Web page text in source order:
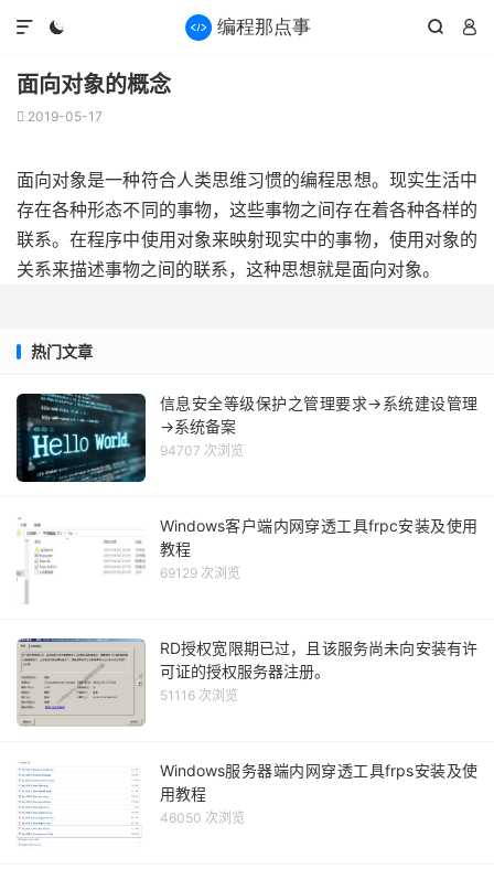
  

面向对象的概念
 2019-05-17
面向对象是一种符合人类思维习惯的编程思想。现实生活中
存在各种形态不同的事物，这些事物之间存在着各种各样的
联系。在程序中使用对象来映射现实中的事物，使用对象的
关系来描述事物之间的联系，这种思想就是面向对象。
热门文章
信息安全等级保护之管理要求→系统建设管理
→系统备案
94707 次浏览
Windows客户端内网穿透工具frpc安装及使用
教程
69129 次浏览
RD授权宽限期已过，且该服务尚未向安装有许
可证的授权服务器注册。
51116 次浏览
Windows服务器端内网穿透工具frps安装及使
用教程
46050 次浏览